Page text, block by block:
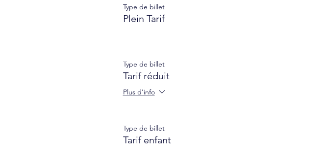
Type de billet
Plein Tarif
Type de billet
Tarif réduit
Plus d'info
Type de billet
Tarif enfant